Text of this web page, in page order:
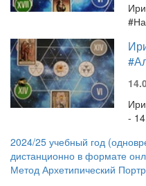
-
2024/25 учебный год
дистанционно в формате
Метод Архетипический